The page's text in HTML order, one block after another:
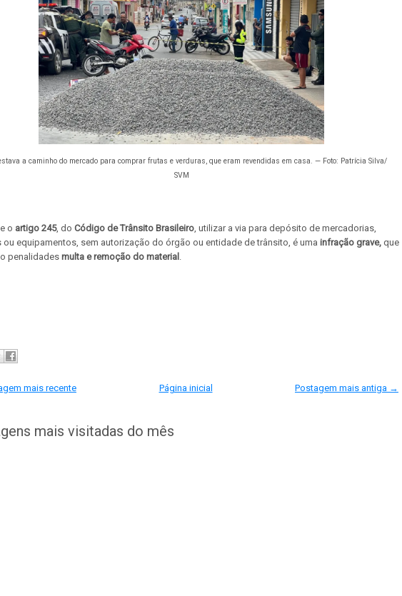
a caminho do mercado para comprar frutas e verduras, que eram revendidas em casa. — Foto: Patrícia Silva/
SVM
o artigo 245, do Código de Trânsito Brasileiro, utilizar a via para depósito de mercadorias,
ou equipamentos, sem autorização do órgão ou entidade de trânsito, é uma infração grave, que
penalidades multa e remoção do material .
mais recente Postagem mais antiga →
Página inicial
mais visitadas do mês